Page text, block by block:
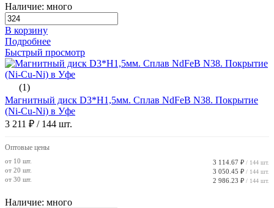
Наличие: много
В корзину
Подробнее
Быстрый просмотр
(1)
Магнитный диск D3*H1,5мм. Сплав NdFeB N38. Покрытие
(Ni-Cu-Ni) в Уфе
3 211 ₽ / 144 шт.
Оптовые цены
от 10 шт. 3 114.67 ₽ / 144 шт.
от 20 шт. 3 050.45 ₽ / 144 шт.
от 30 шт. 2 986.23 ₽ / 144 шт.
Наличие: много